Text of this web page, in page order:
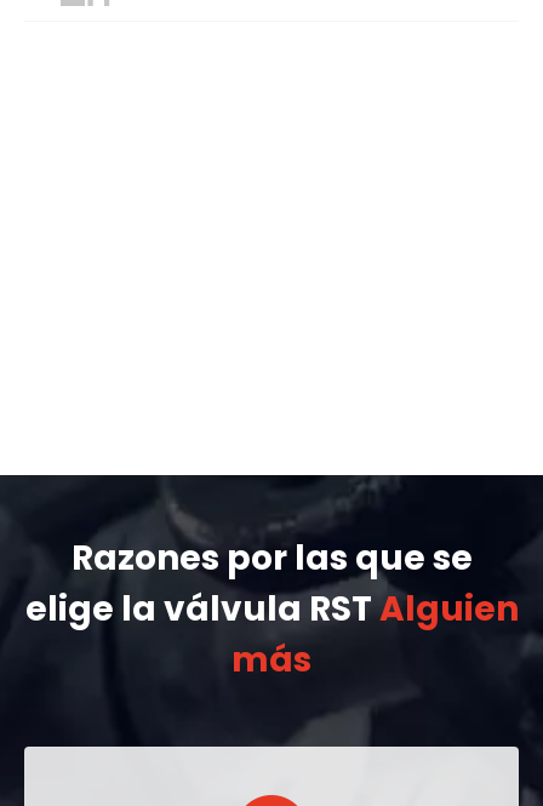
Razones por las que se
elige la válvula RSTAlguien
más